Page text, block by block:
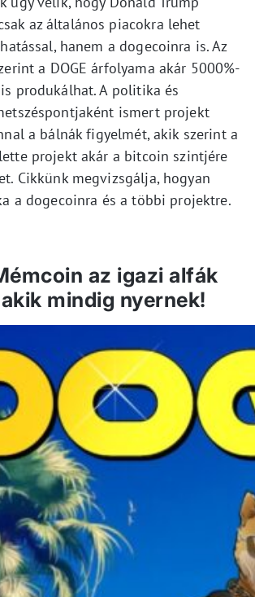
az általános piacokra lehet
hanem a dogecoinra is. Az
a DOGE árfolyama akár 5000%-
produkálhat. A politika és
ismert projekt
a bálnák figyelmét, akik szerint a
projekt akár a bitcoin szintjére
Cikkünk megvizsgálja, hogyan
a dogecoinra és a többi projektre.
az igazi alfák
mindig nyernek!